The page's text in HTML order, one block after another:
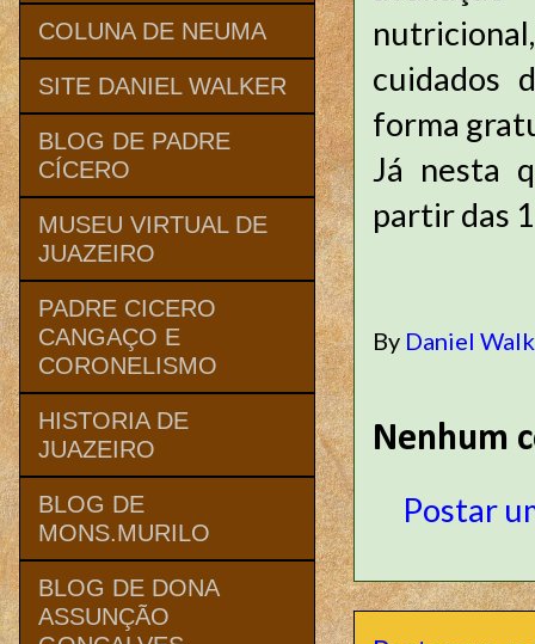
cuidados
forma
Já nesta
partir das
By Daniel
Nenhum
Postar
COLUNA DE NEUMA
SITE DANIEL WALKER
BLOG DE PADRE
CÍCERO
MUSEU VIRTUAL DE
JUAZEIRO
PADRE CICERO
CANGAÇO E
CORONELISMO
HISTORIA DE
JUAZEIRO
BLOG DE
MONS.MURILO
BLOG DE DONA
ASSUNÇÃO